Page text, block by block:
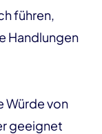
führen,
Handlungen
Würde von
geeignet